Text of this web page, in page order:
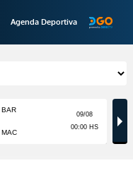
Agenda Deportiva